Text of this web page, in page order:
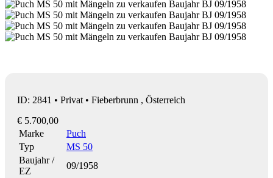
ID: 2841 • Privat • Fieberbrunn , Österreich
€ 5.700,00
Marke
Puch
Typ
MS 50
Baujahr /
EZ
09/1958